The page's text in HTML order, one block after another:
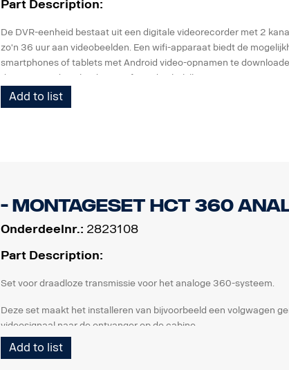
Part Description:
De DVR-eenheid bestaat uit een digitale videorecorder met 2
zo'n 36 uur aan videobeelden. Een wifi-apparaat biedt de
smartphones of tablets met Android video-opnamen te
de omringende gebieden op afstand te bekijken.
Mogelijkheid tot opname van alle camerabeelden apart of een
Add to list
- Montageset HCT 360
Onderdeelnr.: 2823108
Part Description:
Set voor draadloze transmissie voor het analoge 360-systeem.
Deze set maakt het installeren van bijvoorbeeld een volgwagen
videosignaal naar de ontvanger op de cabine.
De set bevat:
Add to list